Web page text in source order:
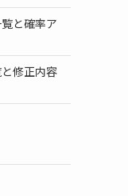
と確率ア
修正内容